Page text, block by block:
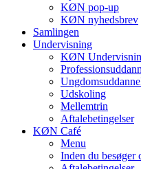
KØN pop-up
KØN nyhedsbrev
Samlingen
Undervisning
KØN
Udskoling
Mellemtrin
Aftalebetingelser
KØN Café
Menu
Inden du besøger